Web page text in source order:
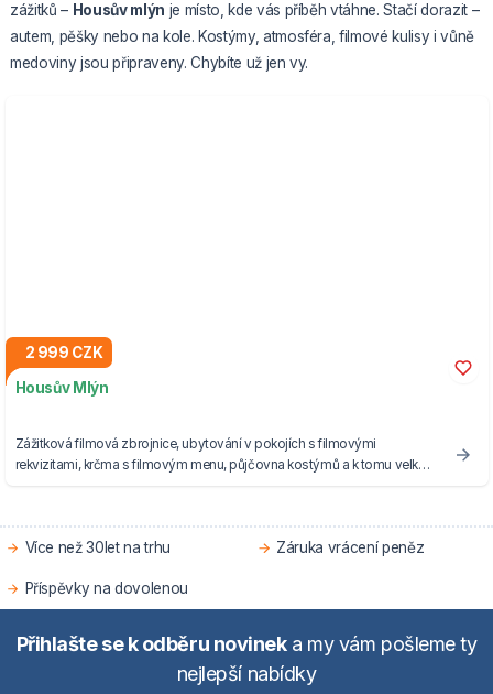
zážitků – Housův mlýn je místo, kde vás příběh vtáhne. Stačí dorazit –
autem, pěšky nebo na kole. Kostýmy, atmosféra, filmové kulisy i vůně
medoviny jsou připraveny. Chybíte už jen vy.
2 999 CZK
Housův Mlýn
Zážitková filmová zbrojnice, ubytování v pokojích s filmovými
rekvizitami, krčma s filmovým menu, půjčovna kostýmů a k tomu velké
Více než 30let na trhu Záruka vrácení peněz
Příspěvky na dovolenou
Přihlašte se k odběru novineka my vám pošleme ty
nejlepší nabídky